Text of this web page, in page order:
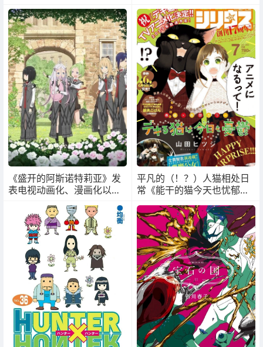
《盛开的阿斯诺特莉亚》发
表电视动画化、漫画化以及
平凡的（！？）人猫相处日
常《能干的猫今天也忧郁》
开播